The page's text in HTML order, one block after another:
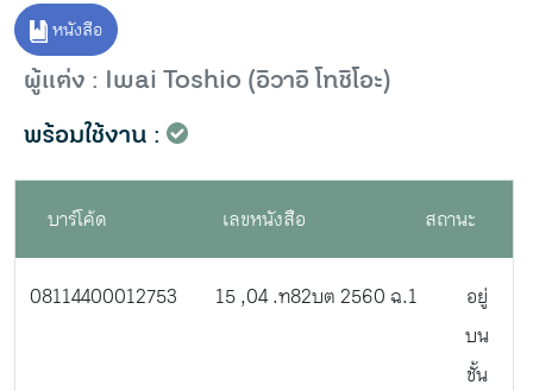
หนังสือ
ผู้แต่ง : Iwai Toshio (อิวาอิ โทชิโอะ)
พร้อมใช้งาน :
บาร์โค้ด เลขหนังสือ สถานะ
08114400012753 15 ,04 .ท82บต 2560 ฉ.1
อยู่
บน
ชั้น